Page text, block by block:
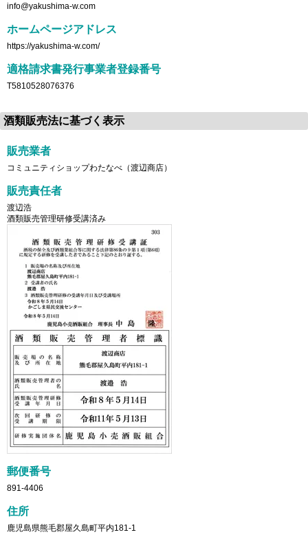
info@yakushima-w.com
ホームページアドレス
https://yakushima-w.com/
適格請求書発行事業者登録番号
T5810528076376
酒類販売法に基づく表示
販売業者
コミュニティショップわたなべ（渡辺商店）
販売責任者
渡辺浩
酒類販売管理研修受講済み
郵便番号
891-4406
住所
鹿児島県熊毛郡屋久島町平内181-1